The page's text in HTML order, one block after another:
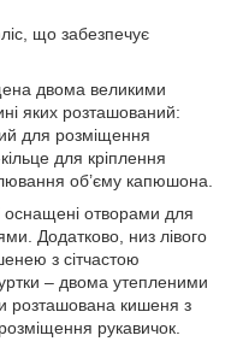
що забезпечує
двома великими
яких розташований:
для розміщення
для кріплення
об’єму капюшона.
оснащені отворами для
Додатково, низ лівого
з сітчастою
– двома утепленими
розташована кишеня з
рукавичок.